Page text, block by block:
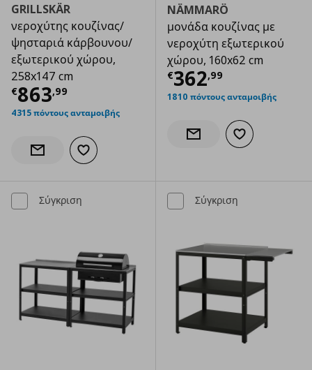
GRILLSKÄR
νεροχύτης κουζίνας/
ψησταριά κάρβουνου/
εξωτερικού χώρου,
258x147 cm
€863,99
Τρέχουσα τιμή € 863,99
4315 πόντους ανταμοιβής
Ενημέρωση διαθεσιμότητας
Προσθήκη στα αγαπημένα
NÄMMARÖ
μονάδα κουζίνας με
νεροχύτη εξωτερικού
χώρου, 160x62 cm
€362,99
Τρέχουσα
1810 πόντους ανταμοιβής
Ενημέρωση διαθεσιμότητας
Προσθήκη στα
Σύγκριση Σύγκριση